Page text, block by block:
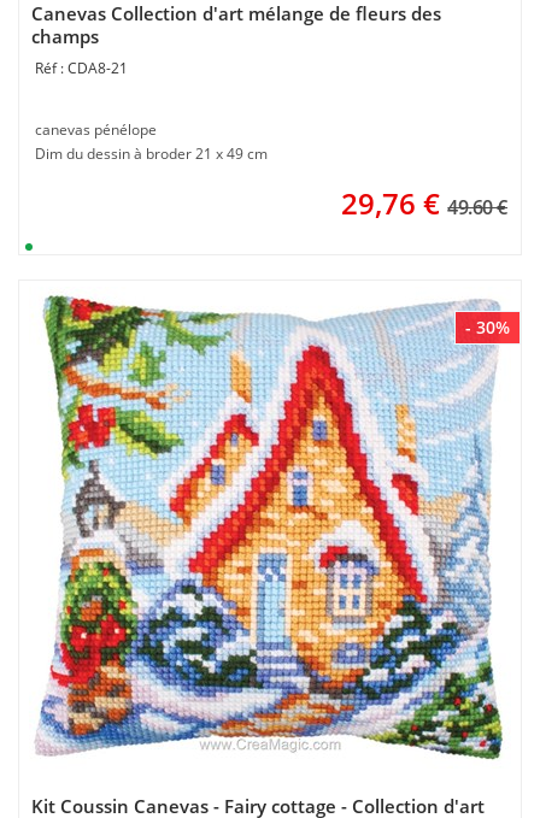
Canevas Collection d'art mélange de fleurs des
champs
CDA8-21
canevas pénélope
Dim du dessin à broder 21 x 49 cm
29,76 € 49.60 €
- 30%
Kit Coussin Canevas - Fairy cottage - Collection d'art